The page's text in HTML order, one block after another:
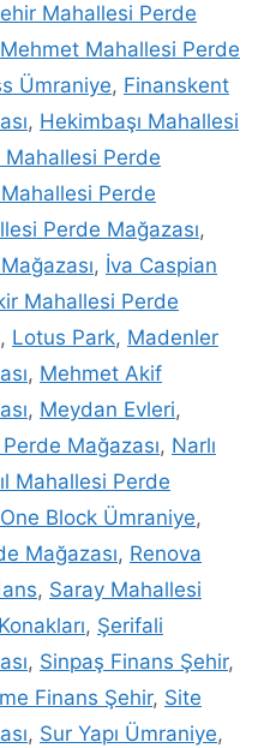
Mahallesi Perde
Mahallesi Perde
Ümraniye, Finanskent
, Hekimbaşı Mahallesi
Mahallesi Perde
Perde
Perde Mağazası,
, İva Caspian
Mahallesi Perde
, Lotus Park, Madenler
, Mehmet Akif
, Meydan Evleri,
Mağazası, Narlı
Mahallesi Perde
One Block Ümraniye,
Mağazası, Renova
, Saray Mahallesi
, Şerifali
, Sinpaş Finans Şehir,
Finans Şehir, Site
, Sur Yapı Ümraniye,